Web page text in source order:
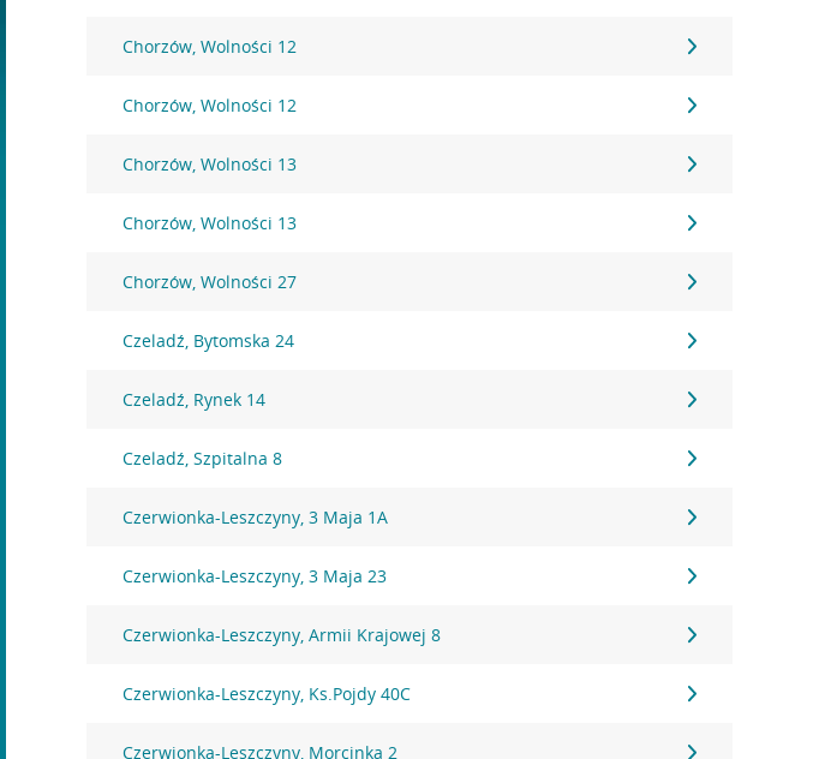
Chorzów, Wolności 12
Chorzów, Wolności 12
Chorzów, Wolności 13
Chorzów, Wolności 13
Chorzów, Wolności 27
Czeladź, Bytomska 24
Czeladź, Rynek 14
Czeladź, Szpitalna 8
Czerwionka-Leszczyny, 3 Maja 1A
Czerwionka-Leszczyny, 3 Maja 23
Czerwionka-Leszczyny, Armii Krajowej 8
Czerwionka-Leszczyny, Ks.Pojdy 40C
Czerwionka-Leszczyny, Morcinka 2